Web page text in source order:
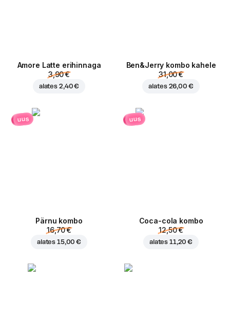
Amore Latte erihinnaga
3,90 €
alates 2,40 €
Ben&Jerry kombo kahele
31,00 €
alates 26,00 €
uus
Pärnu kombo
16,70 €
alates 15,00 €
uus
Coca-cola kombo
12,50 €
alates 11,20 €